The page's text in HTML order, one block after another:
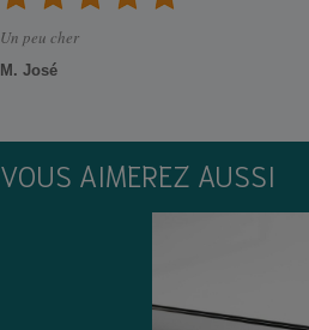
Un peu cher
M. José
VOUS AIMEREZ AUSSI